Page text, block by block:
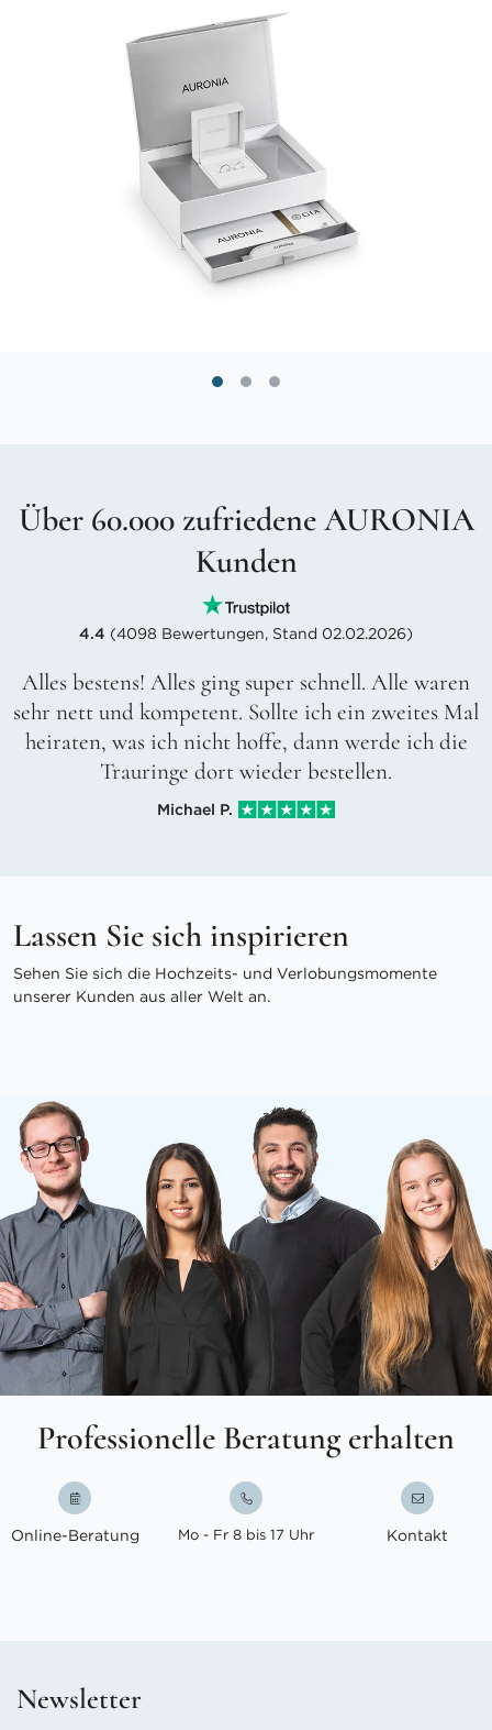
Über 60.000 zufriedene AURONIA
Kunden
4.4 (4098 Bewertungen, Stand 02.02.2026)
Alles bestens! Alles ging super schnell. Alle waren
sehr nett und kompetent. Sollte ich ein zweites Mal
heiraten, was ich nicht hoffe, dann werde ich die
Trauringe dort wieder bestellen.
Michael P.
Lassen Sie sich inspirieren
Sehen Sie sich die Hochzeits- und Verlobungsmomente
unserer Kunden aus aller Welt an.
Professionelle Beratung erhalten
Online-Beratung Mo - Fr 8 bis 17 Uhr Kontakt
Newsletter